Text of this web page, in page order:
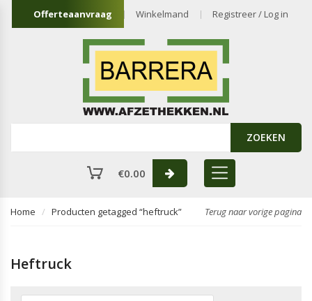
Offerteaanvraag Winkelmand Registreer / Log in
ZOEKEN
€0.00
Home Producten getagged “heftruck” Terug naar vorige pagina
Heftruck